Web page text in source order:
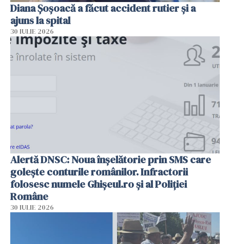
Diana Șoșoacă a făcut accident rutier și a
ajuns la spital
30 IULIE 2026
Alertă DNSC: Noua înșelătorie prin SMS care
golește conturile românilor. Infractorii
folosesc numele Ghișeul.ro și al Poliției
Române
30 IULIE 2026